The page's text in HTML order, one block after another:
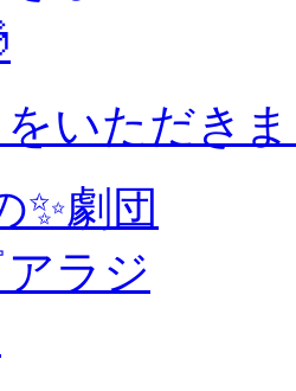
をいただき